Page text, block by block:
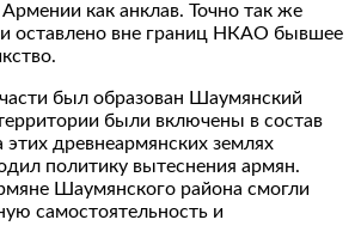
как анклав. Точно так же
оставлено вне границ НКАО бывшее
был образован Шаумянский
были включены в состав
древнеармянских землях
политику вытеснения армян.
Шаумянского района смогли
самостоятельность и